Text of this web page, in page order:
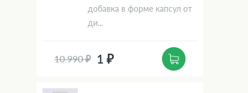
добавка в форме капсул от
ди...
10 990 ₽ 1 ₽